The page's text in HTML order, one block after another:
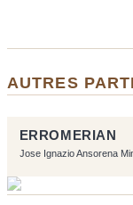
AUTRES
ERROMERIAN
Jose Ignazio Ansorena